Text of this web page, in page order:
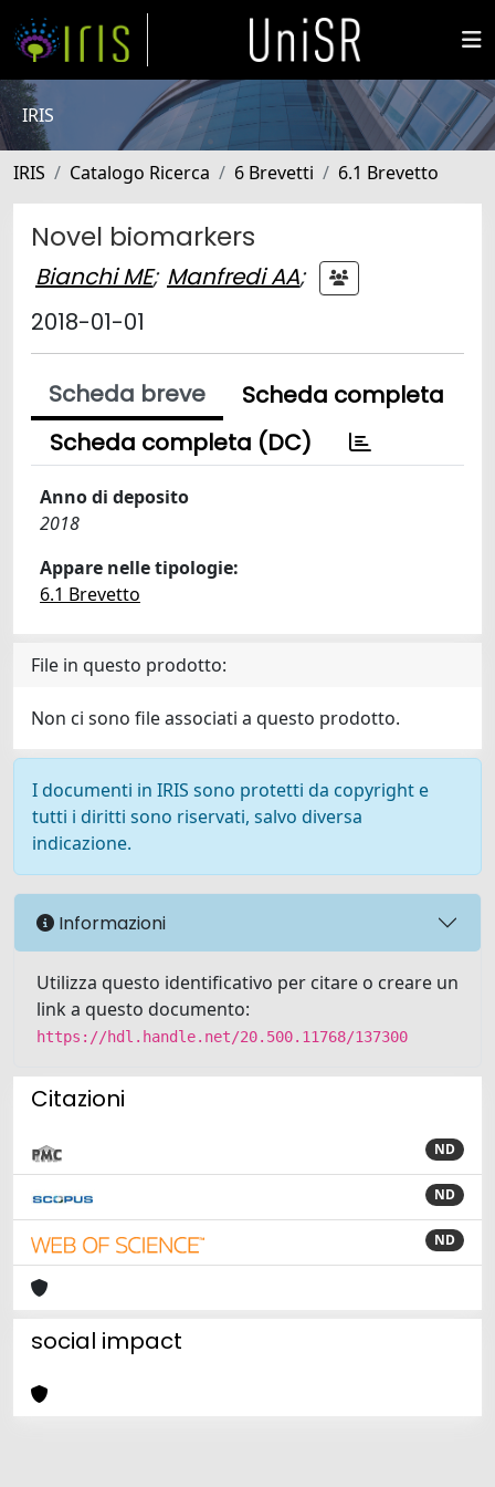
IRIS
IRIS Catalogo Ricerca 6 Brevetti 6.1 Brevetto
Novel biomarkers
Bianchi ME; Manfredi AA;
2018-01-01
Scheda breve
Scheda completa
Scheda completa (DC)
Anno di deposito
2018
Appare nelle tipologie:
6.1 Brevetto
File in questo prodotto:
Non ci sono file associati a questo prodotto.
I documenti in IRIS sono protetti da copyright e
tutti i diritti sono riservati, salvo diversa
indicazione.
Informazioni
Utilizza questo identificativo per citare o creare un
link a questo documento:
https://hdl.handle.net/20.500.11768/137300
Citazioni
ND
ND
ND
social impact